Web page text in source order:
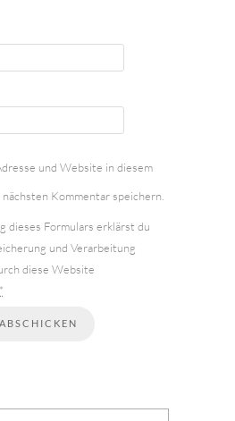
und Website in diesem
Kommentar speichern.
dieses Formulars erklärst du
und Verarbeitung
diese Website
*